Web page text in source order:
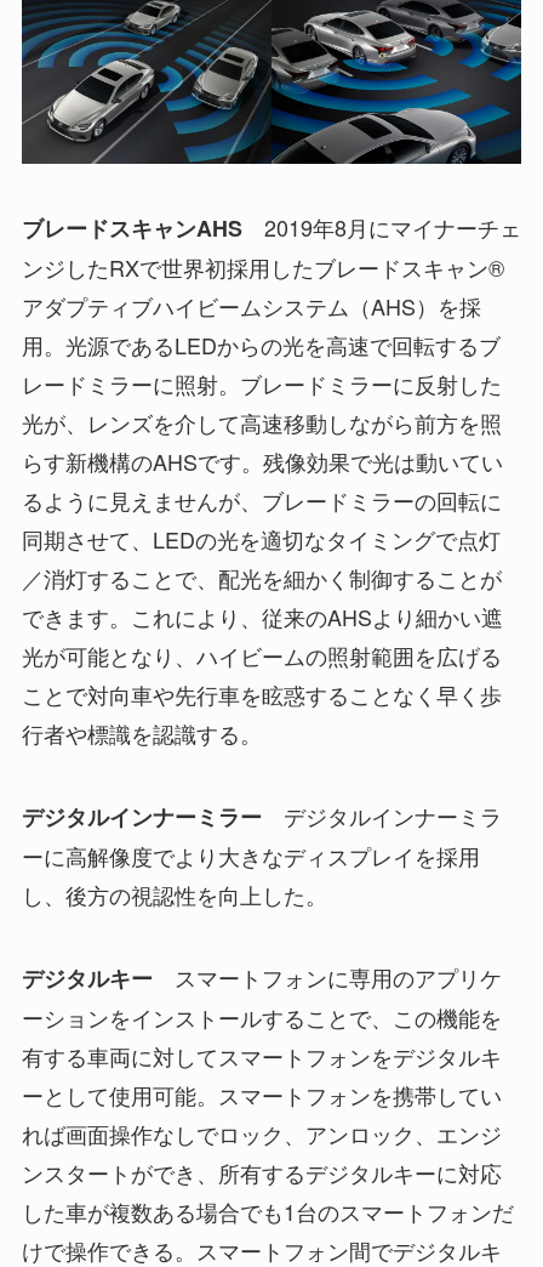
ブレードスキャンAHS2019年8月にマイナーチェ
ンジしたRXで世界初採用したブレードスキャン®
アダプティブハイビームシステム（AHS）を採
用。光源であるLEDからの光を高速で回転するブ
レードミラーに照射。ブレードミラーに反射した
光が、レンズを介して高速移動しながら前方を照
らす新機構のAHSです。残像効果で光は動いてい
るように見えませんが、ブレードミラーの回転に
同期させて、LEDの光を適切なタイミングで点灯
／消灯することで、配光を細かく制御することが
できます。これにより、従来のAHSより細かい遮
光が可能となり、ハイビームの照射範囲を広げる
ことで対向車や先行車を眩惑することなく早く歩
行者や標識を認識する。
デジタルインナーミラー デジタルインナーミラ
ーに高解像度でより大きなディスプレイを採用
し、後方の視認性を向上した。
デジタルキー スマートフォンに専用のアプリケ
ーションをインストールすることで、この機能を
有する車両に対してスマートフォンをデジタルキ
ーとして使用可能。スマートフォンを携帯してい
れば画面操作なしでロック、アンロック、エンジ
ンスタートができ、所有するデジタルキーに対応
した車が複数ある場合でも1台のスマートフォンだ
けで操作できる。スマートフォン間でデジタルキ